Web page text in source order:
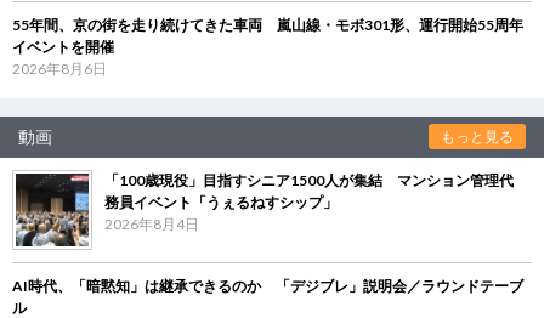
55年間、京の街を走り続けてきた車両 嵐山線・モボ301形、運行開始55周年
イベントを開催
2026年8月6日
動画 もっと見る
「100歳現役」目指すシニア1500人が集結 マンション管理代
務員イベント「うぇるねすシップ」
2026年8月4日
AI時代、「暗黙知」は継承できるのか 「デジブレ」説明会／ラウンドテーブ
ル